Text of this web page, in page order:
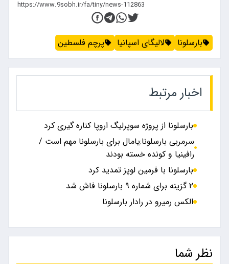
بارسلونا لالیگای اسپانیا پرچم فلسطین
اخبار مرتبط
بارسلونا از پروژه سوپرلیگ اروپا کناره گیری کرد
سرمربی بارسلونا:یامال برای بارسلونا مهم است /
رافینیا و کونده خسته بودند
بارسلونا با فرمین لوپز تمدید کرد
۲ گزینه برای شماره ۹ بارسلونا فاش شد
الکس رمیرو در رادار بارسلونا
نظر شما